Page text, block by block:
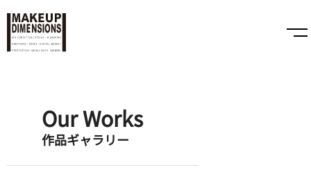
Our Works
作品ギャラリー